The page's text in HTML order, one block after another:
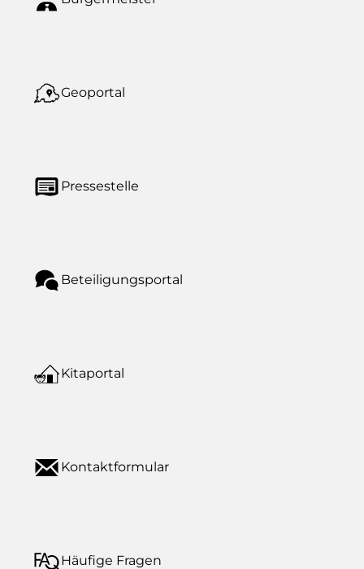
Geoportal
Pressestelle
Beteiligungsportal
Kitaportal
Kontaktformular
Häufige Fragen